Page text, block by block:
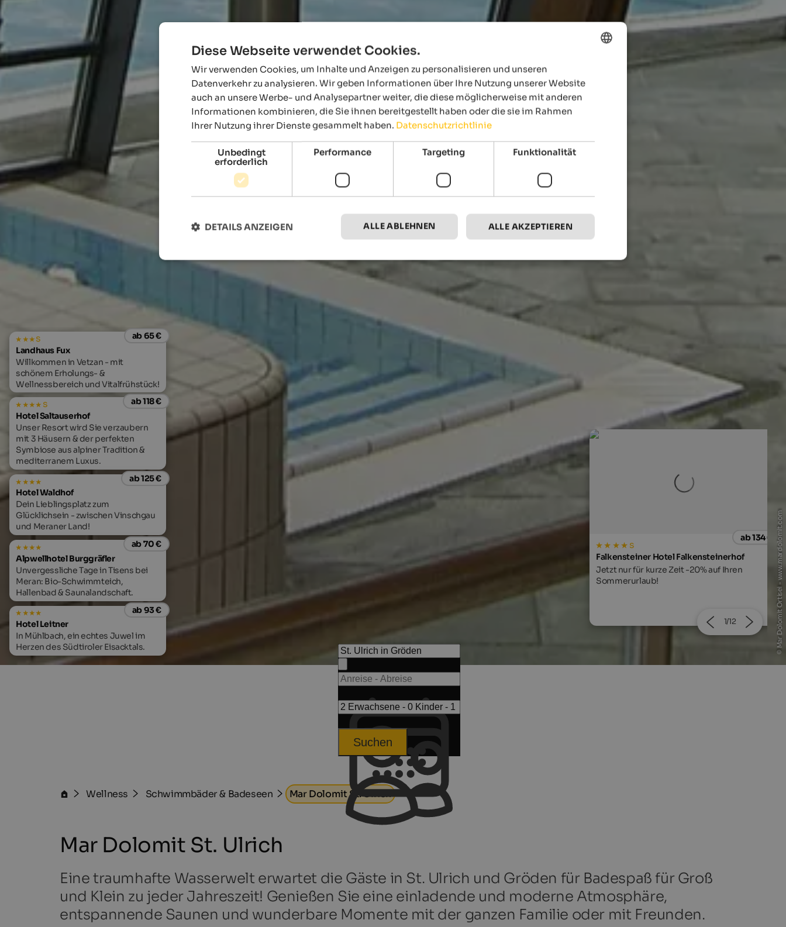
ab 65 €
s
Landhaus Fux
Willkommen in Vetzan - mit
schönem Erholungs- &
Wellnessbereich und Vitalfrühstück!
ab 118 €
s
Hotel Saltauserhof
Unser Resort wird Sie verzaubern
mit 3 Häusern & der perfekten
Symbiose aus alpiner Tradition &
mediterranem Luxus.
ab 125 €
Hotel Waldhof
Dein Lieblingsplatz zum
Glücklichsein - zwischen Vinschgau
und Meraner Land!
ab 70 €
Alpwellhotel Burggräfler
Unvergessliche Tage in Tisens bei
Meran: Bio-Schwimmteich,
Hallenbad & Saunalandschaft.
ab 93 €
Hotel Leitner
In Mühlbach, ein echtes Juwel im
Herzen des Südtiroler Eisacktals.
Falkensteiner Hotel Falkensteinerhof
Jetzt nur für kurze Zeit -20% auf Ihren
ab
Majestic – Unique Spa Resort
NEU! Skypool, große Event-Sauna,
Familienwasserwelt & vieles mehr.
2/12 © Mar Dolomit Ortisei - www.mardolomit.com
Suchen
Wellness Schwimmbäder & Badeseen Mar Dolomit St. Ulrich
Mar Dolomit St. Ulrich
Eine traumhafte Wasserwelt erwartet die Gäste in St. Ulrich und Gröden für Badespaß für Groß
und Klein zu jeder Jahreszeit! Genießen Sie eine einladende und moderne Atmosphäre,
entspannende Saunen und wunderbare Momente mit der ganzen Familie oder mit Freunden.
GERMAN
Diese Webseite verwendet Cookies.
Wir verwenden Cookies, um Inhalte und Anzeigen zu personalisieren und unseren
Datenverkehr zu analysieren. Wir geben Informationen über Ihre Nutzung unserer Website
auch an unsere Werbe- und Analysepartner weiter, die diese möglicherweise mit anderen
Informationen kombinieren, die Sie ihnen bereitgestellt haben oder die sie im Rahmen
Ihrer Nutzung ihrer Dienste gesammelt haben. Datenschutzrichtlinie
Unbedingt
erforderlich
Performance Targeting Funktionalität
ALLE AKZEPTIEREN
ALLE ABLEHNEN
DETAILS ANZEIGEN